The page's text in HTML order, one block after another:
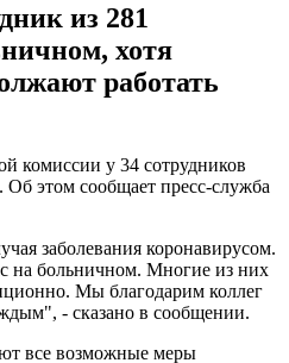
из 281
хотя
работать
комиссии у 34 сотрудников
этом сообщает пресс-служба
заболевания коронавирусом.
на больничном. Многие из них
Мы благодарим коллег
- сказано в сообщении.
все возможные меры